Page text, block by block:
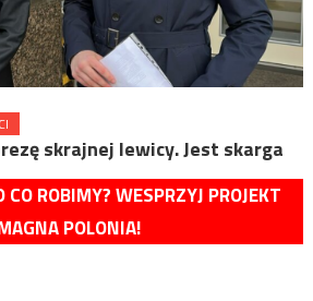
skrajnej lewicy. Jest skarga
CO ROBIMY? WESPRZYJ PROJEKT
POLONIA!